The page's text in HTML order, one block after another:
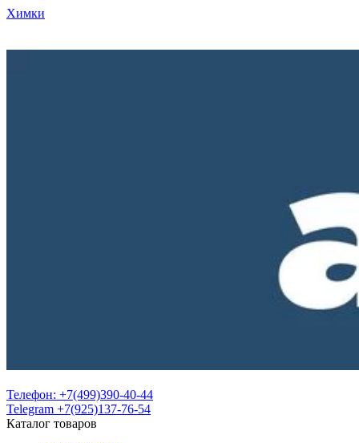
Химки
Телефон: +7(499)390-40-44
Telegram +7(925)137-76-54
Каталог товаров